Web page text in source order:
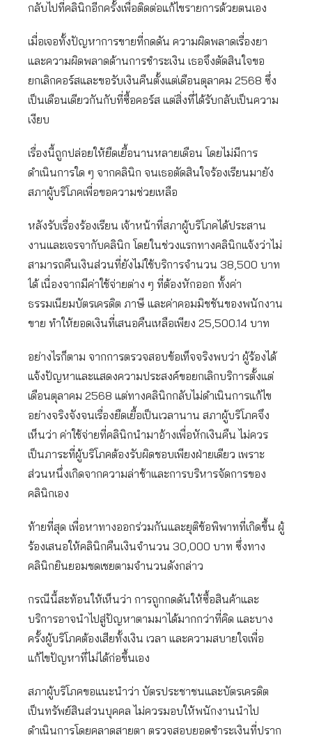
กลับไปที่คลินิกอีกครั้งเพื่อติดต่อแก้ไขรายการด้วยตนเอง
เมื่อเจอทั้งปัญหาการขายที่กดดัน ความผิดพลาดเรื่องยา
และความผิดพลาดด้านการชำระเงิน เธอจึงตัดสินใจขอ
ยกเลิกคอร์สและขอรับเงินคืนตั้งแต่เดือนตุลาคม 2568 ซึ่ง
เป็นเดือนเดียวกันกับที่ซื้อคอร์ส แต่สิ่งที่ได้รับกลับเป็นความ
เงียบ
เรื่องนี้ถูกปล่อยให้ยืดเยื้อนานหลายเดือน โดยไม่มีการ
ดำเนินการใด ๆ จากคลินิก จนเธอตัดสินใจร้องเรียนมายัง
สภาผู้บริโภคเพื่อขอความช่วยเหลือ
หลังรับเรื่องร้องเรียน เจ้าหน้าที่สภาผู้บริโภคได้ประสาน
งานและเจรจากับคลินิก โดยในช่วงแรกทางคลินิกแจ้งว่าไม่
สามารถคืนเงินส่วนที่ยังไม่ใช้บริการจำนวน 38,500 บาท
ได้ เนื่องจากมีค่าใช้จ่ายต่าง ๆ ที่ต้องหักออก ทั้งค่า
ธรรมเนียมบัตรเครดิต ภาษี และค่าคอมมิชชันของพนักงาน
ขาย ทำให้ยอดเงินที่เสนอคืนเหลือเพียง 25,500.14 บาท
อย่างไรก็ตาม จากการตรวจสอบข้อเท็จจริงพบว่า ผู้ร้องได้
แจ้งปัญหาและแสดงความประสงค์ขอยกเลิกบริการตั้งแต่
เดือนตุลาคม 2568 แต่ทางคลินิกกลับไม่ดำเนินการแก้ไข
อย่างจริงจังจนเรื่องยืดเยื้อเป็นเวลานาน สภาผู้บริโภคจึง
เห็นว่า ค่าใช้จ่ายที่คลินิกนำมาอ้างเพื่อหักเงินคืน ไม่ควร
เป็นภาระที่ผู้บริโภคต้องรับผิดชอบเพียงฝ่ายเดียว เพราะ
ส่วนหนึ่งเกิดจากความล่าช้าและการบริหารจัดการของ
คลินิกเอง
ท้ายที่สุด เพื่อหาทางออกร่วมกันและยุติข้อพิพาทที่เกิดขึ้น ผู้
ร้องเสนอให้คลินิกคืนเงินจำนวน 30,000 บาท ซึ่งทาง
คลินิกยินยอมชดเชยตามจำนวนดังกล่าว
กรณีนี้สะท้อนให้เห็นว่า การถูกกดดันให้ซื้อสินค้าและ
บริการอาจนำไปสู่ปัญหาตามมาได้มากกว่าที่คิด และบาง
ครั้งผู้บริโภคต้องเสียทั้งเงิน เวลา และความสบายใจเพื่อ
แก้ไขปัญหาที่ไม่ได้ก่อขึ้นเอง
สภาผู้บริโภคขอแนะนำว่า บัตรประชาชนและบัตรเครดิต
เป็นทรัพย์สินส่วนบุคคล ไม่ควรมอบให้พนักงานนำไป
ดำเนินการโดยคลาดสายตา ตรวจสอบยอดชำระเงินที่ปราก